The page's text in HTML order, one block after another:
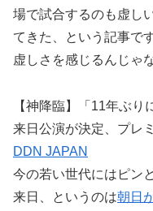
場で試合するのも虚し
てきた、という記事で
虚しさを感じるんじゃ
【神降臨】「11年ぶ
来日公演が決定、プレ
DDN JAPAN
今の若い世代にはピン
来日、というのは朝日